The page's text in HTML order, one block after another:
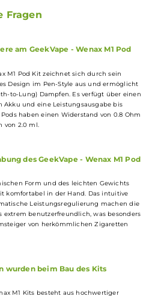
M1 Pod Mod
Fragen
am GeekVape - Wenax M1 Pod
M1 Pod Kit zeichnet sich durch sein